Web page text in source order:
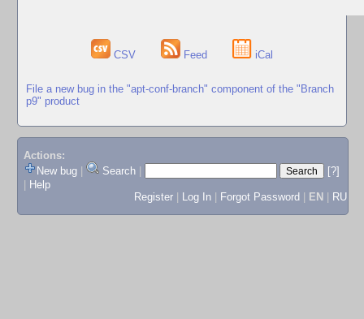
CSV Feed iCal
File a new bug in the "apt-conf-branch" component of the "Branch
p9" product
Actions:
New bug
Search
[?]
Help
Register
Log In Forgot Password EN RU